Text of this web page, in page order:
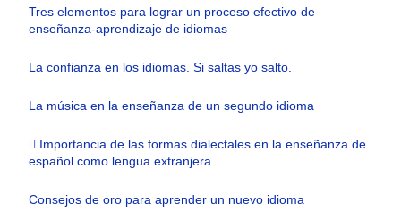
Tres elementos para lograr un proceso efectivo de
enseñanza-aprendizaje de idiomas
La confianza en los idiomas. Si saltas yo salto.
La música en la enseñanza de un segundo idioma
 Importancia de las formas dialectales en la enseñanza de
español como lengua extranjera
Consejos de oro para aprender un nuevo idioma